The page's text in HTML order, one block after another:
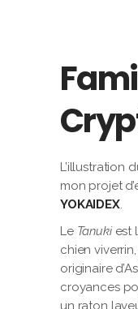
L’illustration
mon projet
YOKAIDEX.
Le Tanukiest
chien
originaire
croyances
un raton